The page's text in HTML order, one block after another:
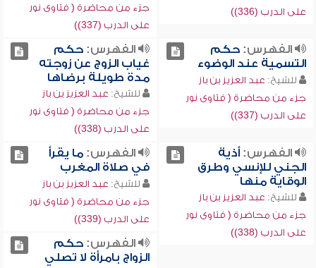
على الدرب (336))
جزء من محاضرة ( فتاوى نور
على الدرب (337))
الفهرس:حكم
التسمية عند الوضوء
للشيخ: عبد العزيز بن باز
جزء من محاضرة ( فتاوى نور
على الدرب (337))
الفهرس:حكم
غياب الزوج عن زوجته
مدة طويلة برضاها
للشيخ: عبد العزيز بن باز
جزء من محاضرة ( فتاوى نور
على الدرب (338))
الفهرس:أذية
الجني للإنسي وطرق
الوقاية منها
للشيخ: عبد العزيز بن باز
جزء من محاضرة ( فتاوى نور
على الدرب (338))
الفهرس:ما يقرأ
في صلاة المغرب
للشيخ: عبد العزيز بن باز
جزء من محاضرة ( فتاوى نور
على الدرب (339))
الفهرس:حكم
الزواج بامرأة لا تصلي